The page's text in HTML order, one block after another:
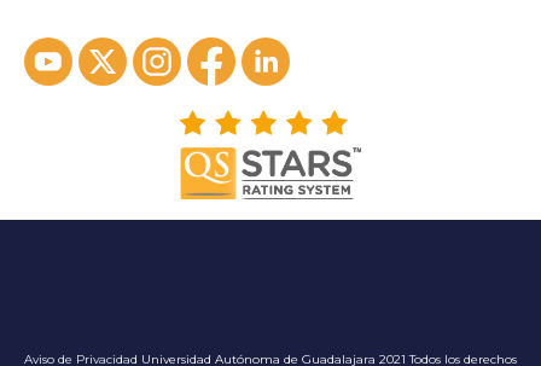
Aviso de Privacidad Universidad Autónoma de Guadalajara 2021 Todos los derechos